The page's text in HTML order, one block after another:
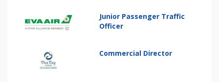
Junior Passenger Traffic
Officer
Commercial Director